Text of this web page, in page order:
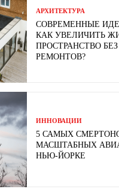
АРХИТЕКТУРА
СОВРЕМЕННЫЕ
КАК УВЕЛИЧИТЬ
ПРОСТРАНСТВО
РЕМОНТОВ?
ИННОВАЦИИ
5 САМЫХ
МАСШТАБНЫХ
НЬЮ-ЙОРКЕ